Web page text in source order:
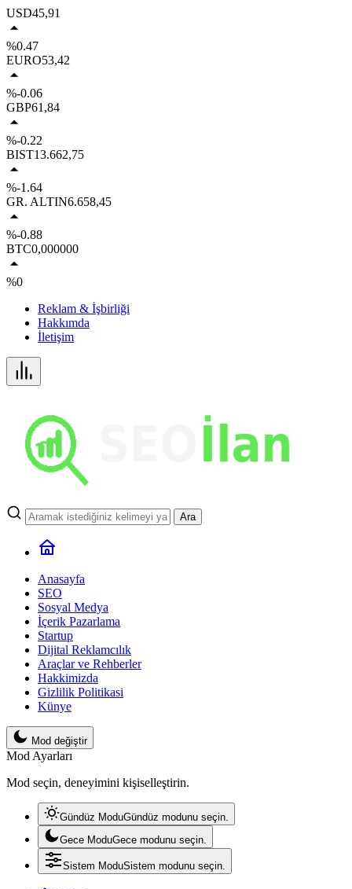
USD45,91
%0.47
EURO53,42
%-0.06
GBP61,84
%-0.22
BIST13.662,75
%-1.64
GR. ALTIN6.658,45
%-0.88
BTC0,000000
%0
Reklam & İşbirliği
Hakkımda
İletişim
Ara
Anasayfa
SEO
Sosyal Medya
İçerik Pazarlama
Startup
Dijital Reklamcılık
Araçlar ve Rehberler
Hakkimizda
Gizlilik Politikasi
Künye
Mod değiştir
Mod Ayarları
Mod seçin, deneyimini kişiselleştirin.
Gündüz ModuGündüz modunu seçin.
Gece ModuGece modunu seçin.
Sistem ModuSistem modunu seçin.